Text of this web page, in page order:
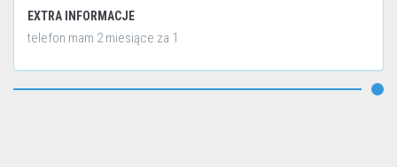
EXTRA INFORMACJE
telefon mam 2 miesiące za 1